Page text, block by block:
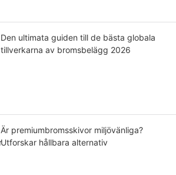
Den ultimata guiden till de bästa globala
tillverkarna av bromsbelägg 2026
Är premiumbromsskivor miljövänliga?
Utforskar hållbara alternativ